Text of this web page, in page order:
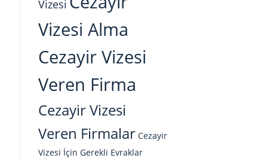
Vizesi
Vizesi Alma
Cezayir Vizesi
Veren Firma
Cezayir Vizesi
Veren Firmalar Cezayir
Vizesi İçin Gerekli Evraklar